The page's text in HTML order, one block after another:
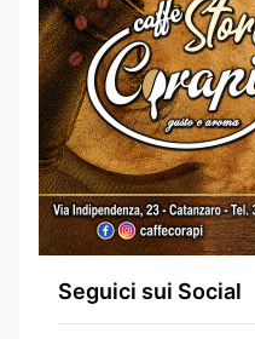
Seguici sui Social